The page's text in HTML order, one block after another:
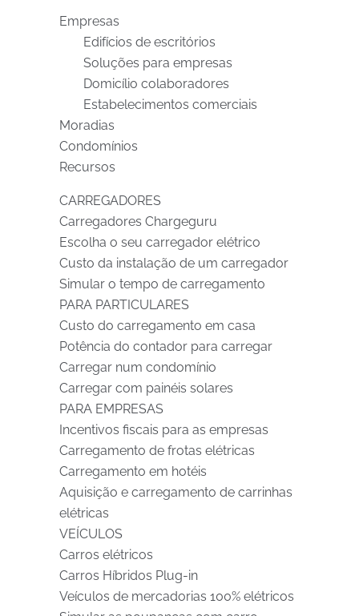
Empresas
Edifícios de escritórios
Soluções para empresas
Domicílio colaboradores
Estabelecimentos comerciais
Moradias
Condomínios
Recursos
CARREGADORES
Carregadores Chargeguru
Escolha o seu carregador elétrico
Custo da instalação de um carregador
Simular o tempo de carregamento
PARA PARTICULARES
Custo do carregamento em casa
Potência do contador para carregar
Carregar num condomínio
Carregar com painéis solares
PARA EMPRESAS
Incentivos fiscais para as empresas
Carregamento de frotas elétricas
Carregamento em hotéis
Aquisição e carregamento de carrinhas
elétricas
VEÍCULOS
Carros elétricos
Carros Híbridos Plug-in
Veículos de mercadorias 100% elétricos